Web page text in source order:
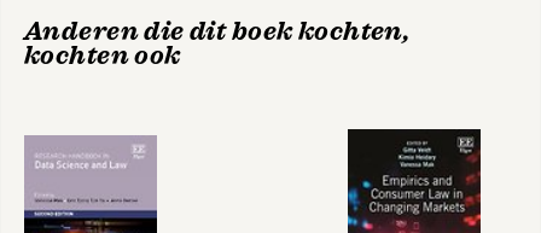
10. Conclusion
Anderen die dit boek kochten,
kochten ook